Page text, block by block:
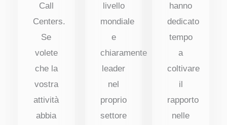
Call
Centers.
Se
volete
che la
vostra
attività
abbia
livello
mondiale
e
chiaramente
leader
nel
proprio
settore
hanno
dedicato
tempo
a
coltivare
il
rapporto
nelle